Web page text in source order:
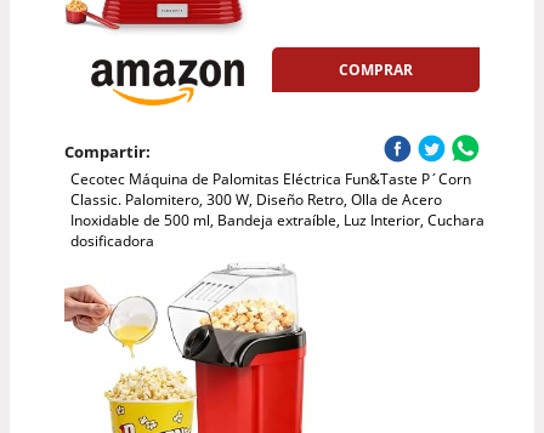
COMPRAR
Compartir:
Cecotec Máquina de Palomitas Eléctrica Fun&Taste P´Corn
Classic. Palomitero, 300 W, Diseño Retro, Olla de Acero
Inoxidable de 500 ml, Bandeja extraíble, Luz Interior, Cuchara
dosificadora